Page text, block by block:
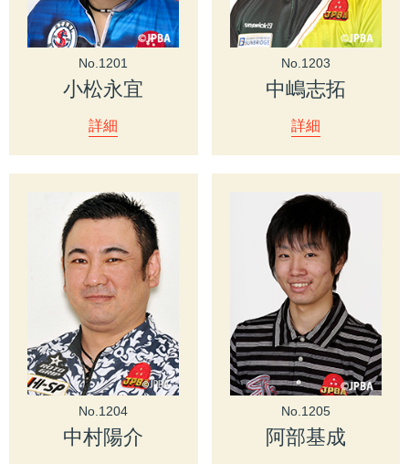
No.1201
小松永宜
詳細
No.1203
中嶋志拓
詳細
No.1204
中村陽介
No.1205
阿部基成